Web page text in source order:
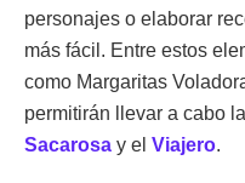
personajes o elaborar
más fácil. Entre estos
como Margaritas
permitirán llevar a cabo
Sacarosa y el Viajero.